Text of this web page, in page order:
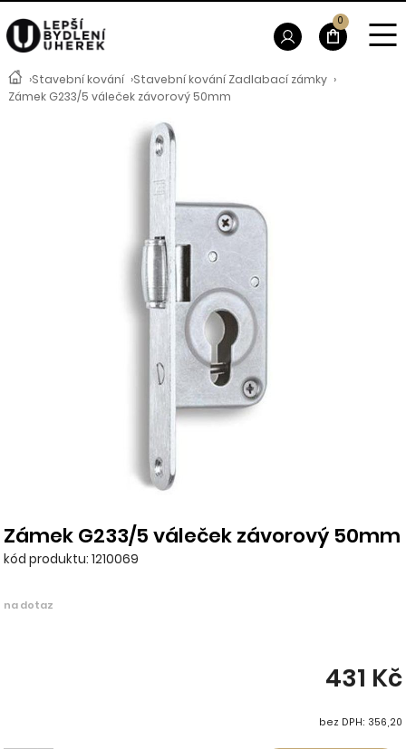
›Stavební kování ›Stavební kování Zadlabací zámky ›
Zámek G233/5 váleček závorový 50mm
Zámek G233/5 váleček závorový 50mm
kód produktu: 1210069
na dotaz
431 Kč
bez DPH: 356,20
0